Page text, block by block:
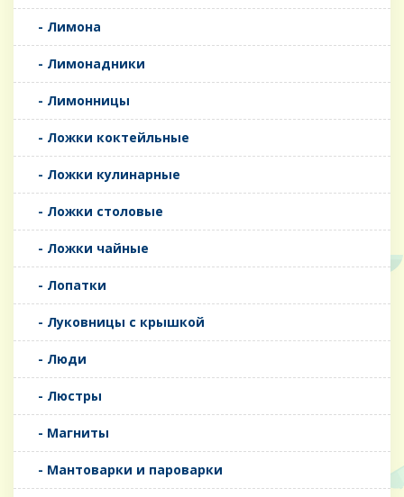
- Лимона
- Лимонадники
- Лимонницы
- Ложки коктейльные
- Ложки кулинарные
- Ложки столовые
- Ложки чайные
- Лопатки
- Луковницы с крышкой
- Люди
- Люстры
- Магниты
- Мантоварки и пароварки